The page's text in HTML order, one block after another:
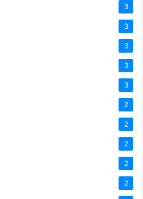
3
3
3
3
3
2
2
2
2
2